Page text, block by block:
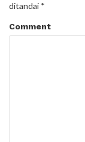
ditandai *
Comment